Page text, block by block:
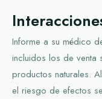
Informe a su médico
incluidos los de venta
productos naturales.
el riesgo de efectos